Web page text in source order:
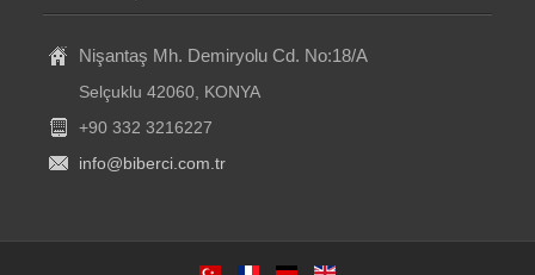
Nişantaş Mh. Demiryolu Cd. No:18/A
Selçuklu 42060, KONYA
+90 332 3216227
info@biberci.com.tr